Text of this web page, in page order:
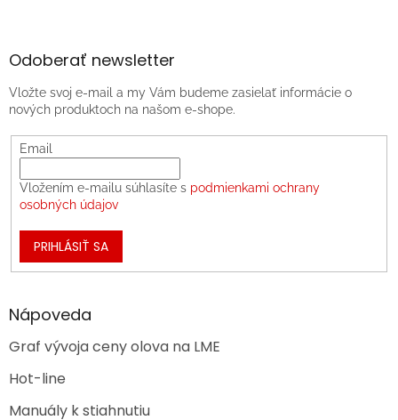
Odoberať newsletter
Vložte svoj e-mail a my Vám budeme zasielať informácie o
nových produktoch na našom e-shope.
Email
Vložením e-mailu súhlasíte s podmienkami ochrany
osobných údajov
PRIHLÁSIŤ SA
Nápoveda
Graf vývoja ceny olova na LME
Hot-line
Manuály k stiahnutiu